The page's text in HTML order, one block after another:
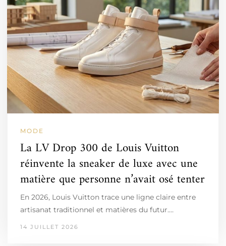
MODE
La LV Drop 300 de Louis Vuitton
réinvente la sneaker de luxe avec une
matière que personne n’avait osé tenter
En 2026, Louis Vuitton trace une ligne claire entre
artisanat traditionnel et matières du futur.…
14 JUILLET 2026